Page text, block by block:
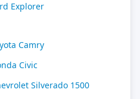
Explorer
Camry
Civic
Silverado 1500